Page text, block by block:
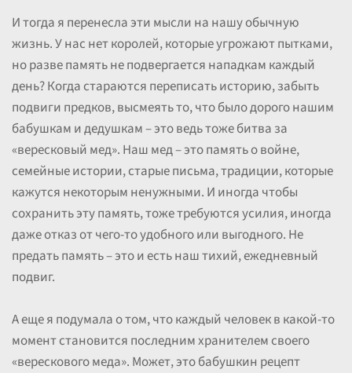
И тогда я перенесла эти мысли на нашу обычную
жизнь. У нас нет королей, которые угрожают пытками,
но разве память не подвергается нападкам каждый
день? Когда стараются переписать историю, забыть
подвиги предков, высмеять то, что было дорого нашим
бабушкам и дедушкам – это ведь тоже битва за
«вересковый мед». Наш мед – это память о войне,
семейные истории, старые письма, традиции, которые
кажутся некоторым ненужными. И иногда чтобы
сохранить эту память, тоже требуются усилия, иногда
даже отказ от чего-то удобного или выгодного. Не
предать память – это и есть наш тихий, ежедневный
подвиг.
А еще я подумала о том, что каждый человек в какой-то
момент становится последним хранителем своего
«верескового меда». Может, это бабушкин рецепт